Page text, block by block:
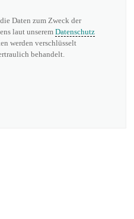
Daten zum Zweck der
laut unserem Datenschutz
werden verschlüsselt
behandelt.